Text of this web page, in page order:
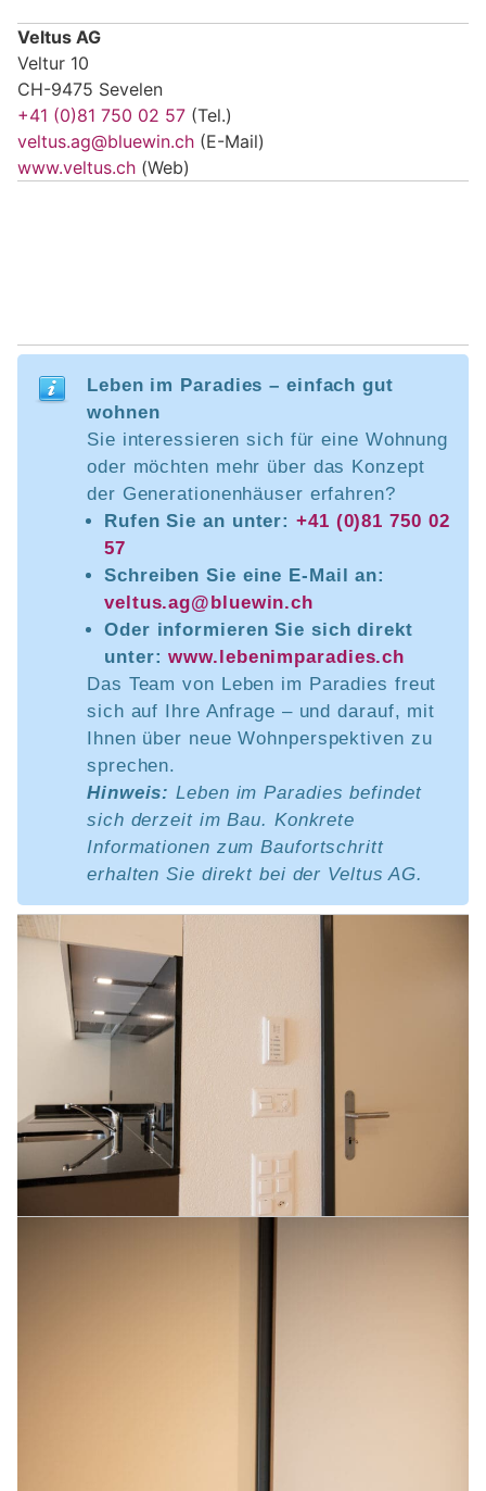
Veltus AG
Veltur 10
CH-9475 Sevelen
+41 (0)81 750 02 57 (Tel.)
veltus.ag@bluewin.ch (E-Mail)
www.veltus.ch (Web)
Leben im Paradies – einfach gut
wohnen
Sie interessieren sich für eine Wohnung
oder möchten mehr über das Konzept
der Generationenhäuser erfahren?
Rufen Sie an unter: +41 (0)81 750 02
57
Schreiben Sie eine E-Mail an:
veltus.ag@bluewin.ch
Oder informieren Sie sich direkt
unter:www.lebenimparadies.ch
Das Team von Leben im Paradies freut
sich auf Ihre Anfrage – und darauf, mit
Ihnen über neue Wohnperspektiven zu
sprechen.
Hinweis: Leben im Paradies befindet
sich derzeit im Bau. Konkrete
Informationen zum Baufortschritt
erhalten Sie direkt bei der Veltus AG.